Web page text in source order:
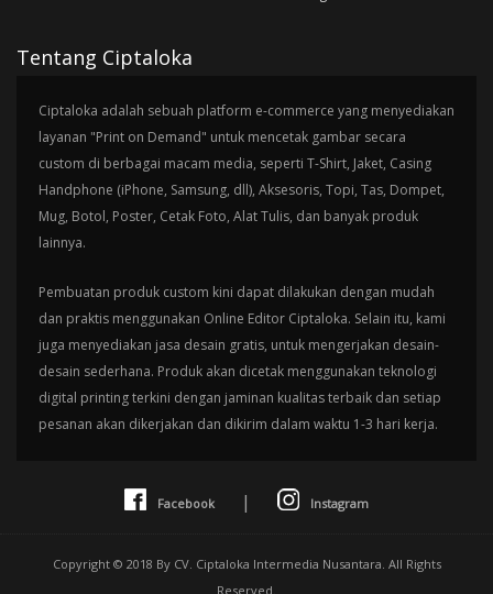
Tentang Ciptaloka
Ciptaloka adalah sebuah platform e-commerce yang menyediakan
layanan "Print on Demand" untuk mencetak gambar secara
custom di berbagai macam media, seperti T-Shirt, Jaket, Casing
Handphone (iPhone, Samsung, dll), Aksesoris, Topi, Tas, Dompet,
Mug, Botol, Poster, Cetak Foto, Alat Tulis, dan banyak produk
lainnya.
Pembuatan produk custom kini dapat dilakukan dengan mudah
dan praktis menggunakan Online Editor Ciptaloka. Selain itu, kami
juga menyediakan jasa desain gratis, untuk mengerjakan desain-
desain sederhana. Produk akan dicetak menggunakan teknologi
digital printing terkini dengan jaminan kualitas terbaik dan setiap
pesanan akan dikerjakan dan dikirim dalam waktu 1-3 hari kerja.
Facebook | Instagram
Copyright © 2018 By CV. Ciptaloka Intermedia Nusantara. All Rights
Reserved.